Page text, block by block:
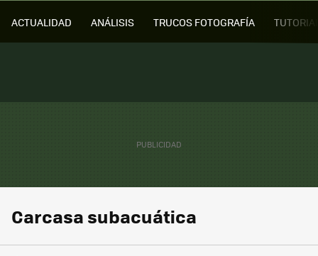
ACTUALIDAD ANÁLISIS TRUCOS FOTOGRAFÍA
Carcasa subacuática